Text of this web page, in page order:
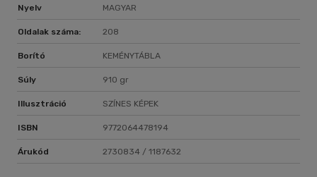
Nyelv MAGYAR
Oldalak száma: 208
Borító KEMÉNYTÁBLA
Súly 910 gr
Illusztráció SZÍNES KÉPEK
ISBN 9772064478194
Árukód 2730834 / 1187632